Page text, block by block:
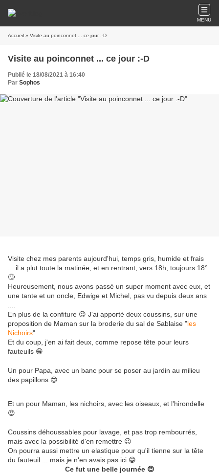
MENU
Accueil » Visite au poinconnet ... ce jour :-D
Visite au poinconnet ... ce jour :-D
Publié le 18/08/2021 à 16:40
Par Sophos
Visite chez mes parents aujourd'hui, temps gris, humide et frais
... il a plut toute la matinée, et en rentrant, vers 18h, toujours 18°
🙄
Heureusement, nous avons passé un super moment avec eux, et
une tante et un oncle, Edwige et Michel, pas vu depuis deux ans
En plus de la confiture 😉 J'ai apporté deux coussins, sur une
proposition de Maman sur la broderie du sal de Sablaise "les
Nichoirs"
Et du coup, j'en ai fait deux, comme repose tête pour leurs
fauteuils 😁
Un pour Papa, avec un banc pour se poser au jardin au milieu
des papillons 😍
Et un pour Maman, les nichoirs, avec les oiseaux, et l'hirondelle
😍
Coussins déhoussables pour lavage, et pas trop rembourrés,
mais avec la possibilité d'en remettre 😉
On pourra aussi mettre un elastique pour qu'il tienne sur la tête
du fauteuil ... mais je n'en avais pas ici 😁
Ce fut une belle journée 😍